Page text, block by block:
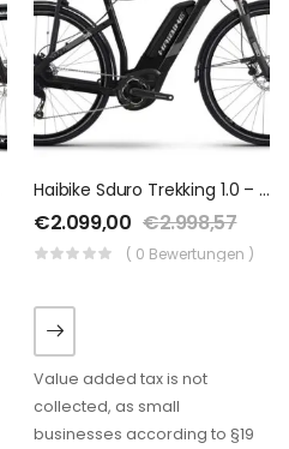
Haibike Sduro Trekking 1.0 – 400 Wh – 2020 – 28 Zoll – Diamant
€2.099,00 €2.998,57
( 0 Bewertungen )
Value added tax is not
collected, as small
businesses according to §19